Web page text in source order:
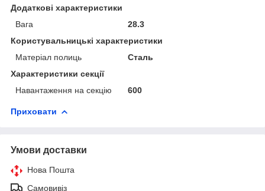
Додаткові характеристики
Вага
28.3
Користувальницькі характеристики
Матеріал полиць
Сталь
Характеристики секції
Навантаження на секцію
600
Приховати
Умови доставки
Нова Пошта
Самовивіз